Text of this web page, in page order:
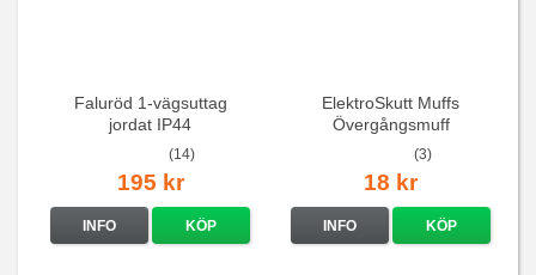
Faluröd 1-vägsuttag
jordat IP44
(14)
195 kr
INFO KÖP
ElektroSkutt Muffs
Övergångsmuff
(3)
18 kr
INFO KÖP